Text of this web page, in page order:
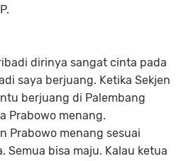
dirinya sangat cinta pada
saya berjuang. Ketika Sekjen
berjuang di Palembang
Prabowo menang.
Prabowo menang sesuai
Semua bisa maju. Kalau ketua